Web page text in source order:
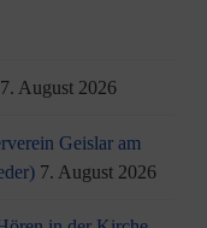
7. August 2026
Geislar am
7. August 2026